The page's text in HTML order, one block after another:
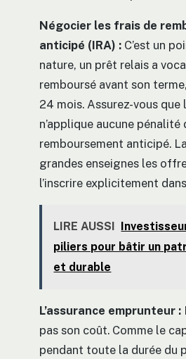
Négocier les frais de
anticipé (IRA) : C’est un
nature, un prêt relais a
remboursé avant son
24 mois. Assurez-vous que
n’applique aucune pénalité
remboursement anticipé.
grandes enseignes les
l’inscrire explicitement
LIRE AUSSI
piliers pour bâtir un
et durable
L’assurance emprunteur :
pas son coût. Comme le
pendant toute la durée du